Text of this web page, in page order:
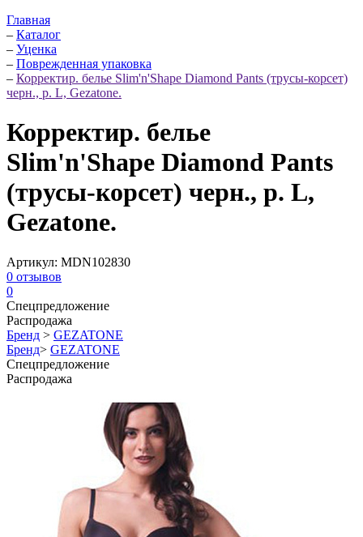
Главная
– Каталог
– Уценка
– Поврежденная упаковка
– Корректир. белье Slim'n'Shape Diamond Pants (трусы-корсет)
черн., р. L, Gezatone.
Корректир. белье
Slim'n'Shape Diamond Pants
(трусы-корсет) черн., р. L,
Gezatone.
Артикул: MDN102830
0 отзывов
0
Спецпредложение
Распродажа
Бренд > GEZATONE
Бренд> GEZATONE
Спецпредложение
Распродажа